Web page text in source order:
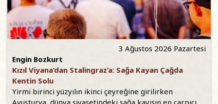
3 Ağustos 2026 Pazartesi
Engin Bozkurt
Kızıl Viyana’dan Stalingraz’a: Sağa Kayan Çağda
Kentin Solu
Yirmi birinci yüzyılın ikinci çeyreğine girilirken
Avusturya, dünya siyasetindeki sağa kayışın en çarpıcı